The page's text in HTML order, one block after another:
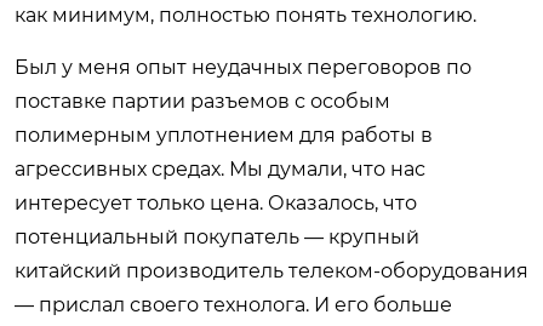
как минимум, полностью понять технологию.
Был у меня опыт неудачных переговоров по
поставке партии разъемов с особым
полимерным уплотнением для работы в
агрессивных средах. Мы думали, что нас
интересует только цена. Оказалось, что
потенциальный покупатель — крупный
китайский производитель телеком-оборудования
— прислал своего технолога. И его больше